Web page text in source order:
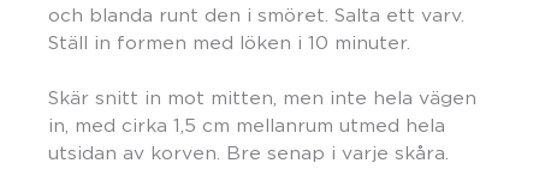
och blanda runt den i smöret. Salta ett varv.
Ställ in formen med löken i 10 minuter.
Skär snitt in mot mitten, men inte hela vägen
in, med cirka 1,5 cm mellanrum utmed hela
utsidan av korven. Bre senap i varje skåra.